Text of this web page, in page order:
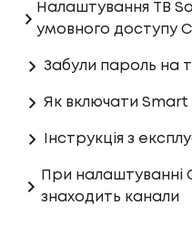
Налаштування ТВ
умовного доступу
Забули пароль на
Як включати
Інструкція з
При налаштуванні
знаходить канали